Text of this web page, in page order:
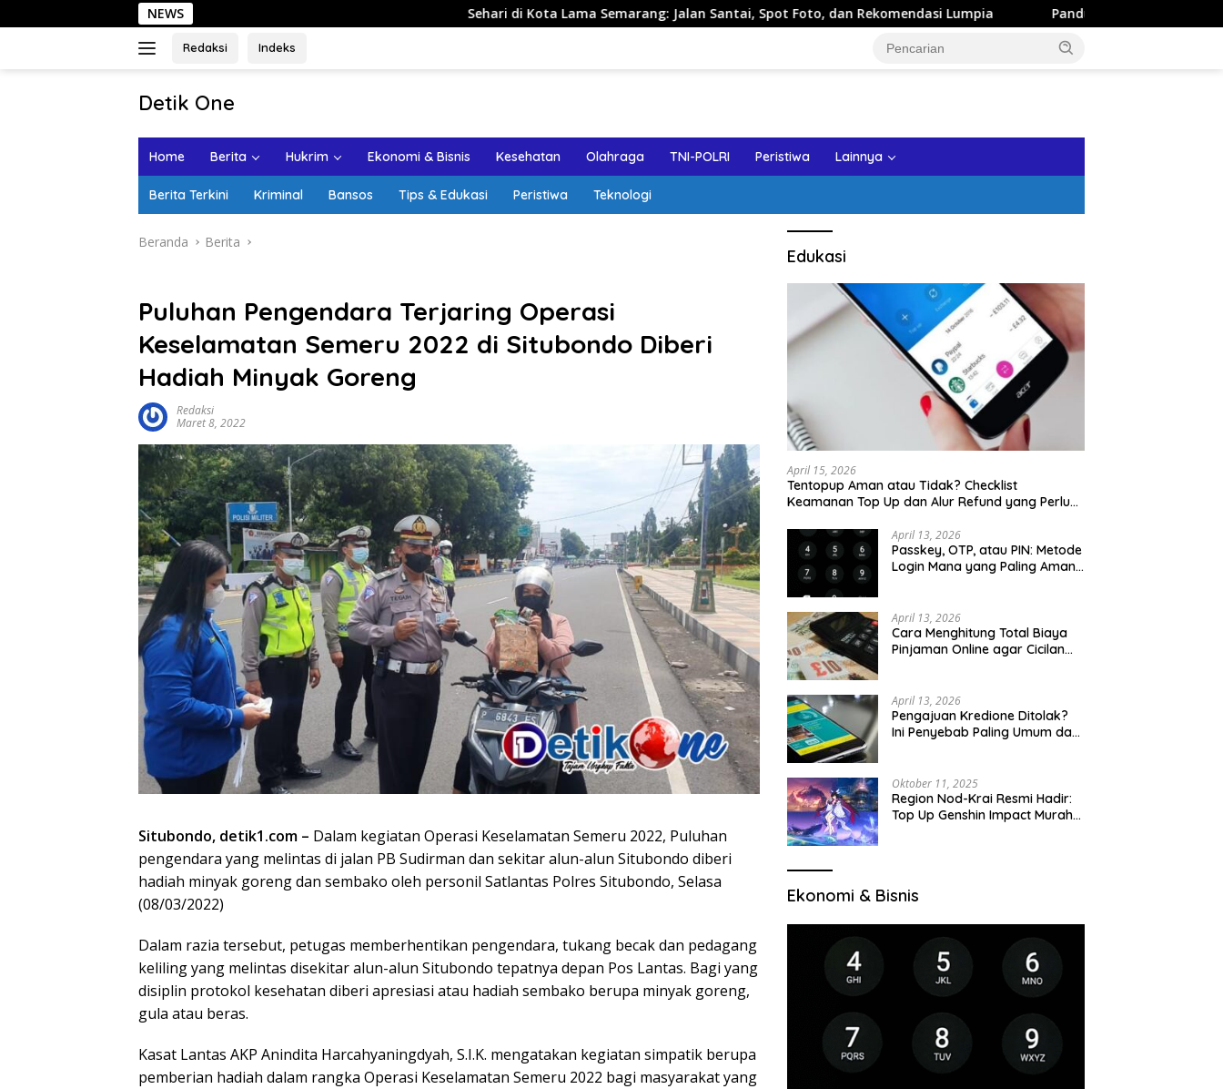
ke
NEWS Sehari di Kota Lama Semarang: Jalan Santai, Spot Foto, dan Rekomendasi Lumpia Panduan Wisata Keluarga ke Kota Batu:
Redaksi Indeks
Detik One
Ungkap
Home Berita Hukrim Ekonomi & Bisnis Kesehatan Olahraga TNI-POLRI Peristiwa Lainnya
Berita Terkini Kriminal Bansos Tips & Edukasi Peristiwa Teknologi
Beranda Berita
Puluhan Pengendara Terjaring Operasi
Keselamatan Semeru 2022 di Situbondo Diberi
Hadiah Minyak Goreng
Redaksi
Maret 8, 2022
Situbondo, detik1.com – Dalam kegiatan Operasi Keselamatan Semeru 2022, Puluhan
pengendara yang melintas di jalan PB Sudirman dan sekitar alun-alun Situbondo diberi
hadiah minyak goreng dan sembako oleh personil Satlantas Polres Situbondo, Selasa
(08/03/2022)
Dalam razia tersebut, petugas memberhentikan pengendara, tukang becak dan pedagang
keliling yang melintas disekitar alun-alun Situbondo tepatnya depan Pos Lantas. Bagi yang
disiplin protokol kesehatan diberi apresiasi atau hadiah sembako berupa minyak goreng,
gula atau beras.
Kasat Lantas AKP Anindita Harcahyaningdyah, S.I.K. mengatakan kegiatan simpatik berupa
pemberian hadiah dalam rangka Operasi Keselamatan Semeru 2022 bagi masyarakat yang
Edukasi
April 15, 2026
Tentopup Aman atau Tidak? Checklist
Keamanan Top Up dan Alur Refund yang Perlu
April 13, 2026
Passkey, OTP, atau PIN: Metode
Login Mana yang Paling Aman
April 13, 2026
Cara Menghitung Total Biaya
Pinjaman Online agar Cicilan
April 13, 2026
Pengajuan Kredione Ditolak?
Ini Penyebab Paling Umum dan
Oktober 11, 2025
Region Nod-Krai Resmi Hadir:
Top Up Genshin Impact Murah
Ekonomi & Bisnis